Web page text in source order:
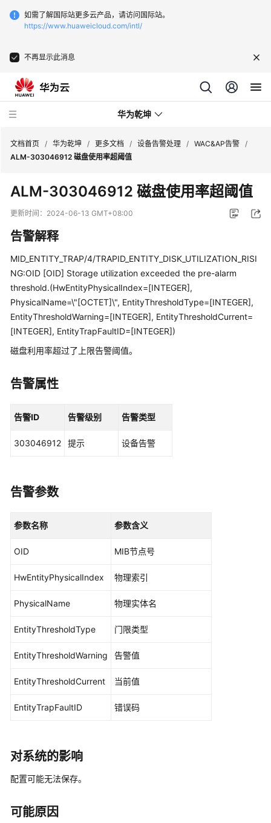
如需了解国际站更多云产品，请访问国际站。
https://www.huaweicloud.com/intl/
不再显示此消息
华为乾坤
全
云
务
云
管
理
网
络
为
坤
决
方
乾
华
乾
公
操
为
操
作
多
文档首页 / 华为乾坤 / 更多文档 / 设备告警处理 / WAC&AP告警 /
ALM-303046912 磁盘使用率超阈值
ALM-303046912 磁盘使用率超阈值
更新时间： 2024-06-13 GMT+08:00
告警解释
MID_ENTITY_TRAP/4/TRAPID_ENTITY_DISK_UTILIZATION_RISI
NG:OID [OID] Storage utilization exceeded the pre-alarm
threshold.(HwEntityPhysicalIndex=[INTEGER],
PhysicalName=\"[OCTET]\", EntityThresholdType=[INTEGER],
EntityThresholdWarning=[INTEGER], EntityThresholdCurrent=
[INTEGER], EntityTrapFaultID=[INTEGER])
磁盘利用率超过了上限告警阈值。
告警属性
告警ID 告警级别 告警类型
303046912 提示 设备告警
告警参数
参数名称 参数含义
OID MIB节点号
HwEntityPhysicalIndex 物理索引
PhysicalName 物理实体名
EntityThresholdType 门限类型
EntityThresholdWarning 告警值
EntityThresholdCurrent 当前值
EntityTrapFaultID 错误码
对系统的影响
配置可能无法保存。
可能原因